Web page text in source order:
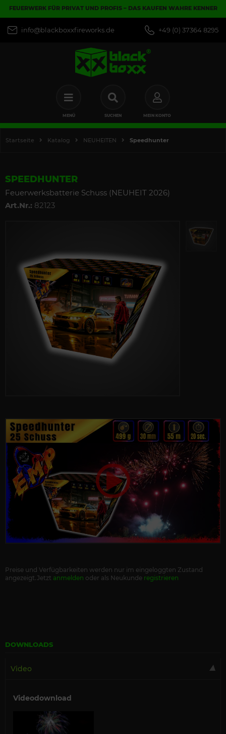
FEUERWERK FÜR PRIVAT UND PROFIS – DAS KAUFEN WAHRE KENNER
info@blackboxxfireworks.de +49 (0) 37364 8295
MENÜ SUCHEN MEIN KONTO
Startseite Katalog NEUHEITEN Speedhunter
SPEEDHUNTER
Feuerwerksbatterie Schuss (NEUHEIT 2026)
Art.Nr.: 82123
Preise und Verfügbarkeiten werden nur im eingeloggten Zustand
angezeigt.Jetzt anmelden oder als Neukunde registrieren
DOWNLOADS
Video
Videodownload